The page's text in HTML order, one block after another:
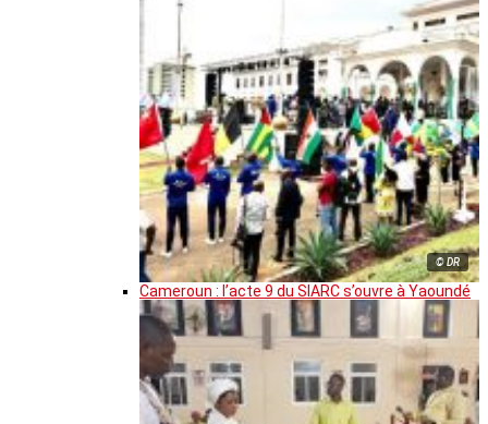
© DR
Cameroun : l’acte 9 du SIARC s’ouvre à Yaoundé